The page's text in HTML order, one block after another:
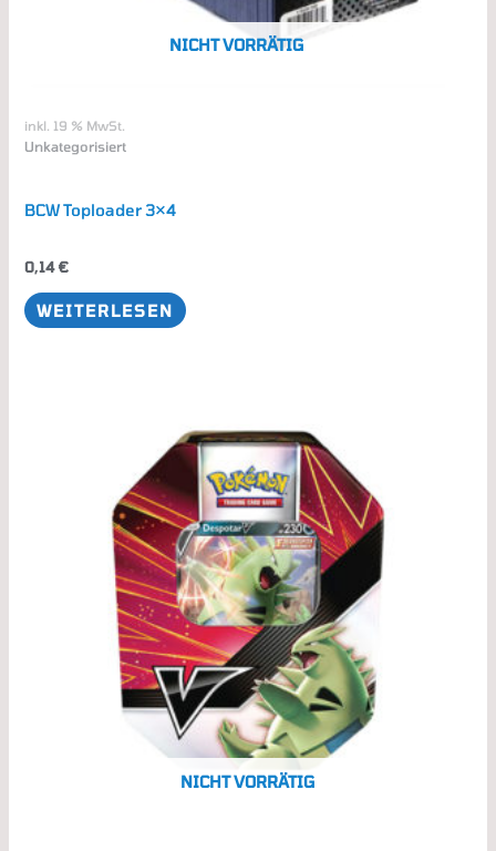
NICHT VORRÄTIG
inkl. 19 % MwSt.
Unkategorisiert
BCW Toploader 3×4
0,14€
WEITERLESEN
NICHT VORRÄTIG